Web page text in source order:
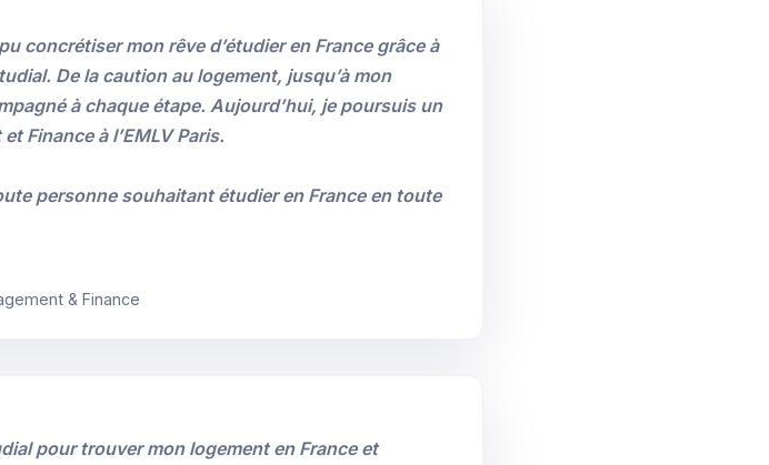
concrétiser mon rêve d’étudier en France grâce à
De la caution au logement, jusqu’à mon
à chaque étape. Aujourd’hui, je poursuis un
Finance à l’EMLV Paris.
personne souhaitant étudier en France en toute
& Finance
pour trouver mon logement en France et